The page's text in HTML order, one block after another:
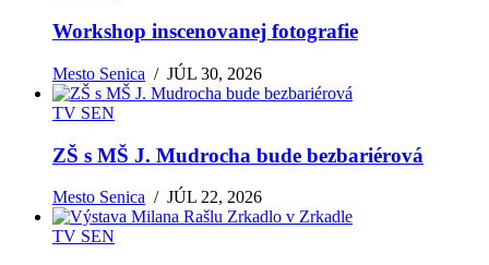
Workshop inscenovanej fotografie
Mesto Senica /JÚL 30, 2026
TV SEN
ZŠ s MŠ J. Mudrocha bude bezbariérová
Mesto Senica /JÚL 22, 2026
TV SEN